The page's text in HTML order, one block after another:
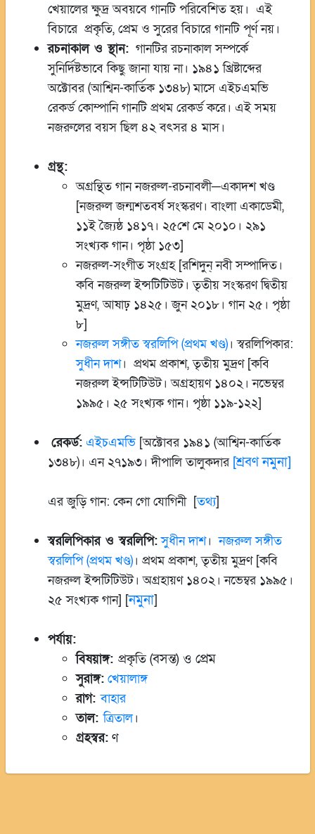
খেয়ালের ক্ষুদ্র অবয়বে গানটি পরিবেশিত হয়। এই
বিচারে প্রকৃতি, প্রেম ও সুরের বিচারে গানটি পূর্ণ নয়।
রচনাকাল ও স্থান:গানটির রচনাকাল সম্পর্কে
সুনির্দিষ্টভাবে কিছু জানা যায় না। ১৯৪১ খ্রিষ্টাব্দের
অক্টোবর (আশ্বিন-কার্তিক ১৩৪৮) মাসে এইচএমভি
রেকর্ড কোম্পানি গানটি প্রথম রেকর্ড করে। এই সময়
নজরুলের বয়স ছিল ৪২ বৎসর ৪ মাস।
গ্রন্থ:
অগ্রন্থিত গান নজরুল-রচনাবলী─একাদশ খণ্ড
[নজরুল জন্মশতবর্ষ সংস্করণ। বাংলা একাডেমী,
১১ই জ্যৈষ্ঠ ১৪১৭। ২৫শে মে ২০১০। ২৯১
সংখ্যক গান। পৃষ্ঠা ১৫৩]
নজরুল-সংগীত সংগ্রহ [রশিদুন্‌ নবী সম্পাদিত।
কবি নজরুল ইন্সটিটিউট। তৃতীয় সংস্করণ দ্বিতীয়
মুদ্রণ, আষাঢ় ১৪২৫। জুন ২০১৮। গান ২৫। পৃষ্ঠা
৮]
নজরুল সঙ্গীত স্বরলিপি (প্রথম খণ্ড)। স্বরলিপিকার:
সুধীন দাশ। প্রথম প্রকাশ, তৃতীয় মুদ্রণ [কবি
নজরুল ইন্সটিটিউট। অগ্রহায়ণ ১৪০২। নভেম্বর
১৯৯৫। ২৫ সংখ্যক গান। পৃষ্ঠা ১১৯-১২২]
রেকর্ড: এইচএমভি [অক্টোবর ১৯৪১ (আশ্বিন-কার্তিক
১৩৪৮)। এন ২৭১৯৩। দীপালি তালুকদার [শ্রবণ নমুনা]
এর জুড়ি গান: কেন গো যোগিনী [তথ্য]
স্বরলিপিকার ও স্বরলিপি: সুধীন দাশ।নজরুল সঙ্গীত
স্বরলিপি (প্রথম খণ্ড)। প্রথম প্রকাশ, তৃতীয় মুদ্রণ [কবি
নজরুল ইন্সটিটিউট। অগ্রহায়ণ ১৪০২। নভেম্বর ১৯৯৫।
২৫ সংখ্যক গান] [নমুনা]
পর্যায়:
বিষয়াঙ্গ: প্রকৃতি(বসন্ত) ও প্রেম
সুরাঙ্গ: খেয়ালাঙ্গ
রাগ:বাহার
তাল:ত্রিতাল।
গ্রহস্বর:ণ